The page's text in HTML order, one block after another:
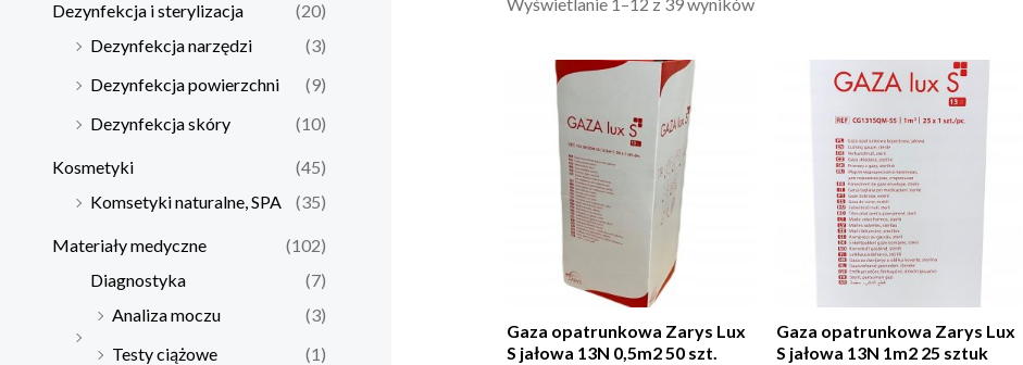
Dezynfekcja i sterylizacja
(20)
Dezynfekcja narzędzi
(3)
Dezynfekcja powierzchni
(9)
Dezynfekcja skóry
(10)
Kosmetyki
(45)
Komsetyki naturalne, SPA
(35)
Materiały medyczne
(102)
Diagnostyka
(7)
Analiza moczu
(3)
Testy ciążowe
(1)
Gaza opatrunkowa Zarys Lux
S jałowa 13N 0,5m2 50 szt.
Gaza opatrunkowa Zarys Lux
S jałowa 13N 1m2 25 sztuk